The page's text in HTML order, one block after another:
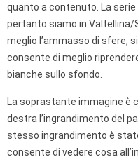
quanto a contenuto. La
pertanto siamo in Valtellina/
meglio l’ammasso di sfere,
consente di meglio
bianche sullo sfondo.
La soprastante immagine è
destra l’ingrandimento del
stesso ingrandimento è
consente di vedere cosa